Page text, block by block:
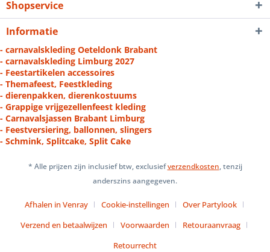
Shopservice
Informatie
- carnavalskleding Oeteldonk Brabant
- carnavalskleding Limburg 2027
- Feestartikelen accessoires
- Themafeest, Feestkleding
- dierenpakken, dierenkostuums
- Grappige vrijgezellenfeest kleding
- Carnavalsjassen Brabant Limburg
- Feestversiering, ballonnen, slingers
- Schmink, Splitcake, Split Cake
* Alle prijzen zijn inclusief btw, exclusiefverzendkosten, tenzij
anderszins aangegeven.
Afhalen in Venray Cookie-instellingen
Over Partylook
Verzend en betaalwijzen
Voorwaarden
Retouraanvraag
Retourrecht